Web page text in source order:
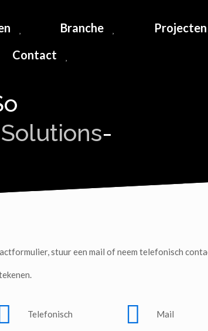
Branche Projecten
Contact
-
stuur een mail of neem telefonisch
Telefonisch Mail